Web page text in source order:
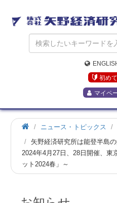
初め
マイペ
ホ
ー
ム
ニュース・トピックス
矢野経済研究所は能登半島
2024年4月27日、28日開催、東
ット2024春」～